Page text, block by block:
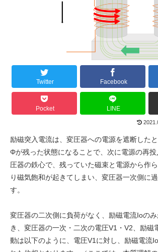
Twitter Facebook
Pocket LINE
励磁突入電流は、変圧器への電源を遮断した
Φが残った状態になることで、次に電源の再
圧器の鉄心で、残っていた磁束と電源から作
り磁気飽和が起きてしまい、変圧器一次側に
す。
変圧器の二次側に負荷がなく、励磁電流Ioの
き、変圧器の一次・二次の電圧V1・V2、励磁
動は以下のように、電圧V1に対し、励磁電流